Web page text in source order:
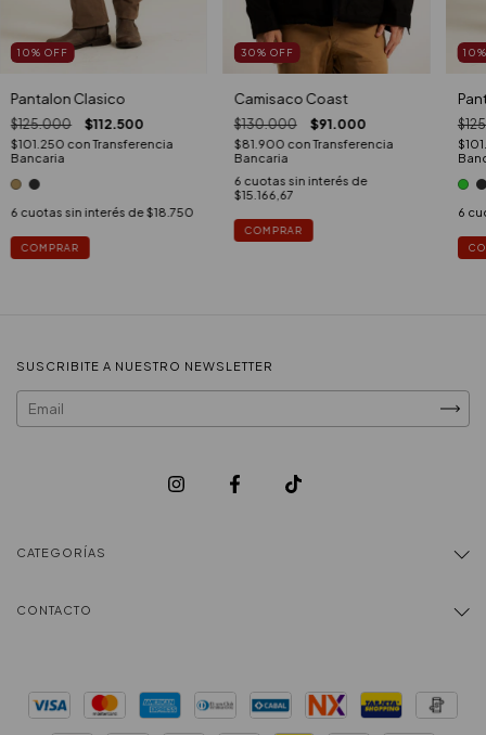
10% OFF
Pantalon Clasico
$125.000 $112.500
$101.250 con Transferencia
Bancaria
6 cuotas sin interés de$18.750
COMPRAR
30% OFF
Camisaco Coast
$130.000 $91.000
$81.900 con Transferencia
Bancaria
6 cuotas sin interés de
$15.166,67
COMPRAR
10
6
SUSCRIBITE A NUESTRO NEWSLETTER
CATEGORÍAS
CONTACTO